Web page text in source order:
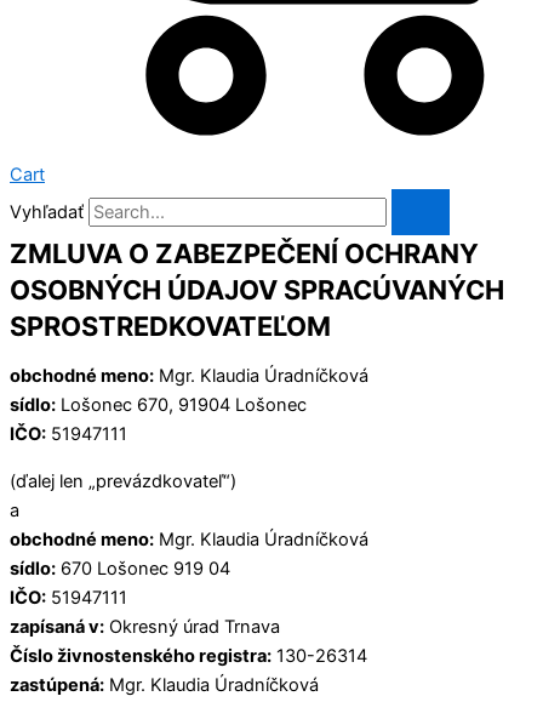
Cart
Vyhľadať
ZMLUVA O ZABEZPEČENÍ OCHRANY
OSOBNÝCH ÚDAJOV SPRACÚVANÝCH
SPROSTREDKOVATEĽOM
obchodné meno: Mgr. Klaudia Úradníčková
sídlo: Lošonec 670, 91904 Lošonec
IČO: 51947111
(ďalej len „prevázdkovateľ“)
a
obchodné meno: Mgr. Klaudia Úradníčková
sídlo: 670 Lošonec 919 04
IČO: 51947111
zapísaná v: Okresný úrad Trnava
Číslo živnostenského registra: 130-26314
zastúpená: Mgr. Klaudia Úradníčková